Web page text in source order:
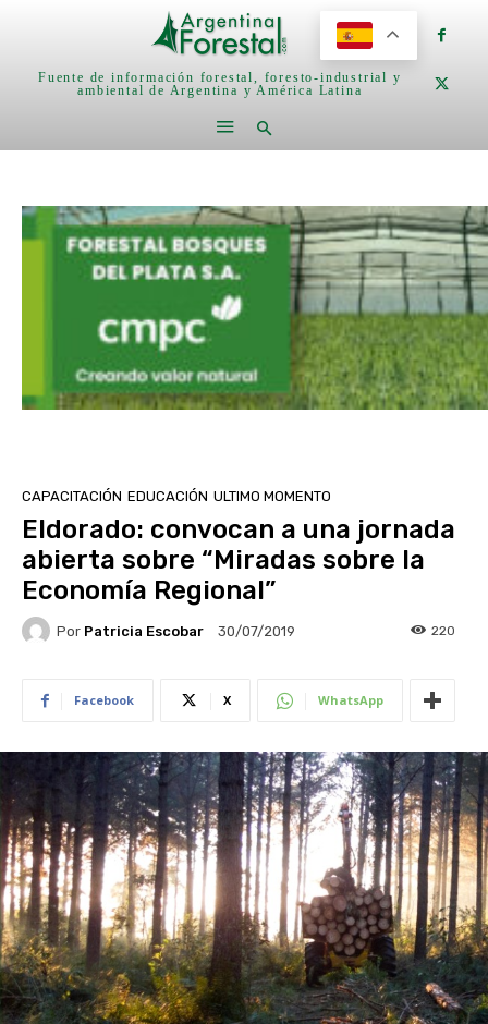
Fuente de información forestal, foresto-industrial y
ambiental de Argentina y América Latina
CAPACITACIÓN EDUCACIÓN ULTIMO MOMENTO
Eldorado: convocan a una jornada
abierta sobre “Miradas sobre la
Economía Regional”
Por Patricia Escobar 30/07/2019 220
Facebook X WhatsApp